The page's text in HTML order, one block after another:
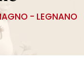
o
- LEGNANO